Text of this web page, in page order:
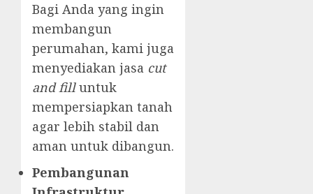
Bagi Anda yang ingin
membangun
perumahan, kami juga
menyediakan jasa cut
and filluntuk
mempersiapkan tanah
agar lebih stabil dan
aman untuk dibangun.
Pembangunan